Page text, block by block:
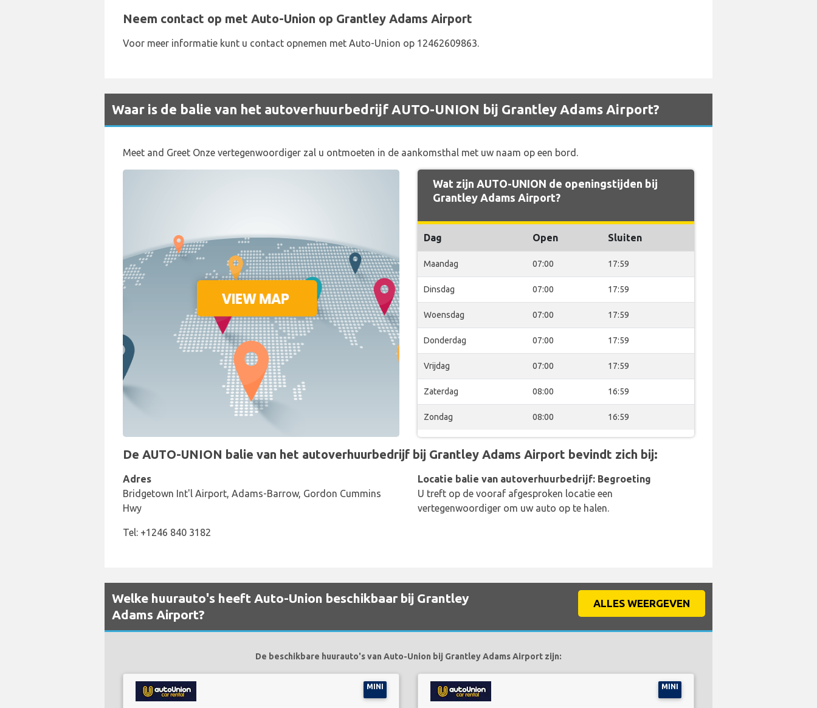
Neem contact op met Auto-Union op Grantley Adams Airport
Voor meer informatie kunt u contact opnemen met Auto-Union op 12462609863.
Waar is de balie van het autoverhuurbedrijf AUTO-UNION bij Grantley Adams Airport?
Meet and Greet Onze vertegenwoordiger zal u ontmoeten in de aankomsthal met uw naam op een bord.
Wat zijn AUTO-UNION de openingstijden bij
Grantley Adams Airport?
Dag Open Sluiten
Maandag 07:00 17:59
Dinsdag 07:00 17:59
Woensdag 07:00 17:59
Donderdag 07:00 17:59
Vrijdag 07:00 17:59
Zaterdag 08:00 16:59
Zondag 08:00 16:59
De AUTO-UNION balie van het autoverhuurbedrijf bij Grantley Adams Airport bevindt zich bij:
Adres
Bridgetown Int'l Airport, Adams-Barrow, Gordon Cummins
Hwy
Tel: +1246 840 3182
Locatie balie van autoverhuurbedrijf: Begroeting
U treft op de vooraf afgesproken locatie een
vertegenwoordiger om uw auto op te halen.
Welke huurauto's heeft Auto-Union beschikbaar bij Grantley
Adams Airport?
ALLES WEERGEVEN
De beschikbare huurauto's van Auto-Union bij Grantley Adams Airport zijn:
MINI MINI